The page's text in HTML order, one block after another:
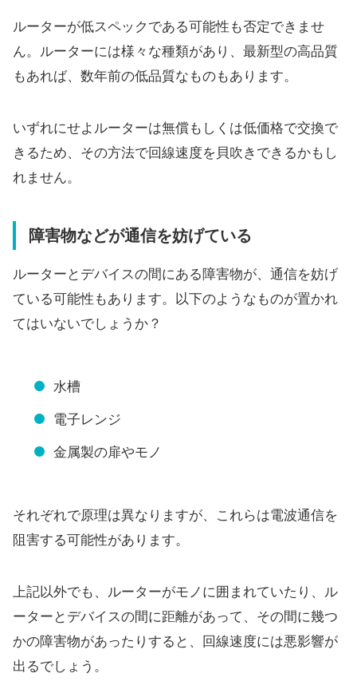
ルーターが低スペックである可能性も否定できませ
ん。ルーターには様々な種類があり、最新型の高品質
もあれば、数年前の低品質なものもあります。
いずれにせよルーターは無償もしくは低価格で交換で
きるため、その方法で回線速度を貝吹きできるかもし
れません。
障害物などが通信を妨げている
ルーターとデバイスの間にある障害物が、通信を妨げ
ている可能性もあります。以下のようなものが置かれ
てはいないでしょうか？
水槽
電子レンジ
金属製の扉やモノ
それぞれで原理は異なりますが、これらは電波通信を
阻害する可能性があります。
上記以外でも、ルーターがモノに囲まれていたり、ル
ーターとデバイスの間に距離があって、その間に幾つ
かの障害物があったりすると、回線速度には悪影響が
出るでしょう。